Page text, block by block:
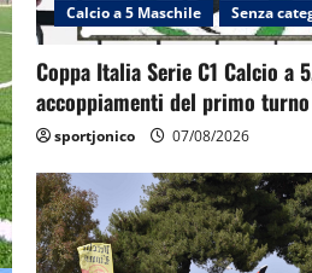
Calcio a 5 Maschile Senza
Coppa Italia Serie C1 Calcio a
accoppiamenti del primo turno
sportjonico 07/08/2026